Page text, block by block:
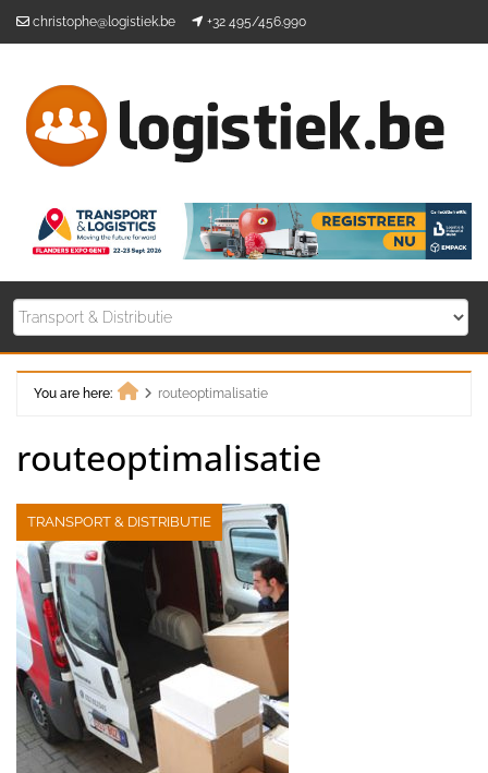
christophe@logistiek.be +32 495/456.990
You are here:
routeoptimalisatie
routeoptimalisatie
TRANSPORT & DISTRIBUTIE